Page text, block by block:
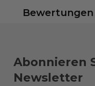
Bewertungen
Abonnieren
Newsletter